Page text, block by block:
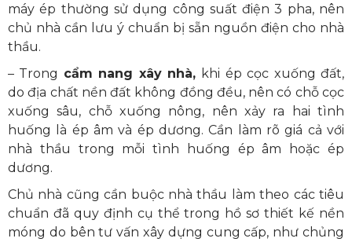
máy ép thường sử dụng công suất điện 3 pha, nên
chủ nhà cần lưu ý chuẩn bị sẵn nguồn điện cho nhà
thầu.
– Trong cẩm nang xây nhà, khi ép cọc xuống đất,
do địa chất nền đất không đồng đều, nên có chỗ cọc
xuống sâu, chỗ xuống nông, nên xảy ra hai tình
huống là ép âm và ép dương. Cần làm rõ giá cả với
nhà thầu trong mỗi tình huống ép âm hoặc ép
dương.
Chủ nhà cũng cần buộc nhà thầu làm theo các tiêu
chuẩn đã quy định cụ thể trong hồ sơ thiết kế nền
móng do bên tư vấn xây dựng cung cấp, như chủng